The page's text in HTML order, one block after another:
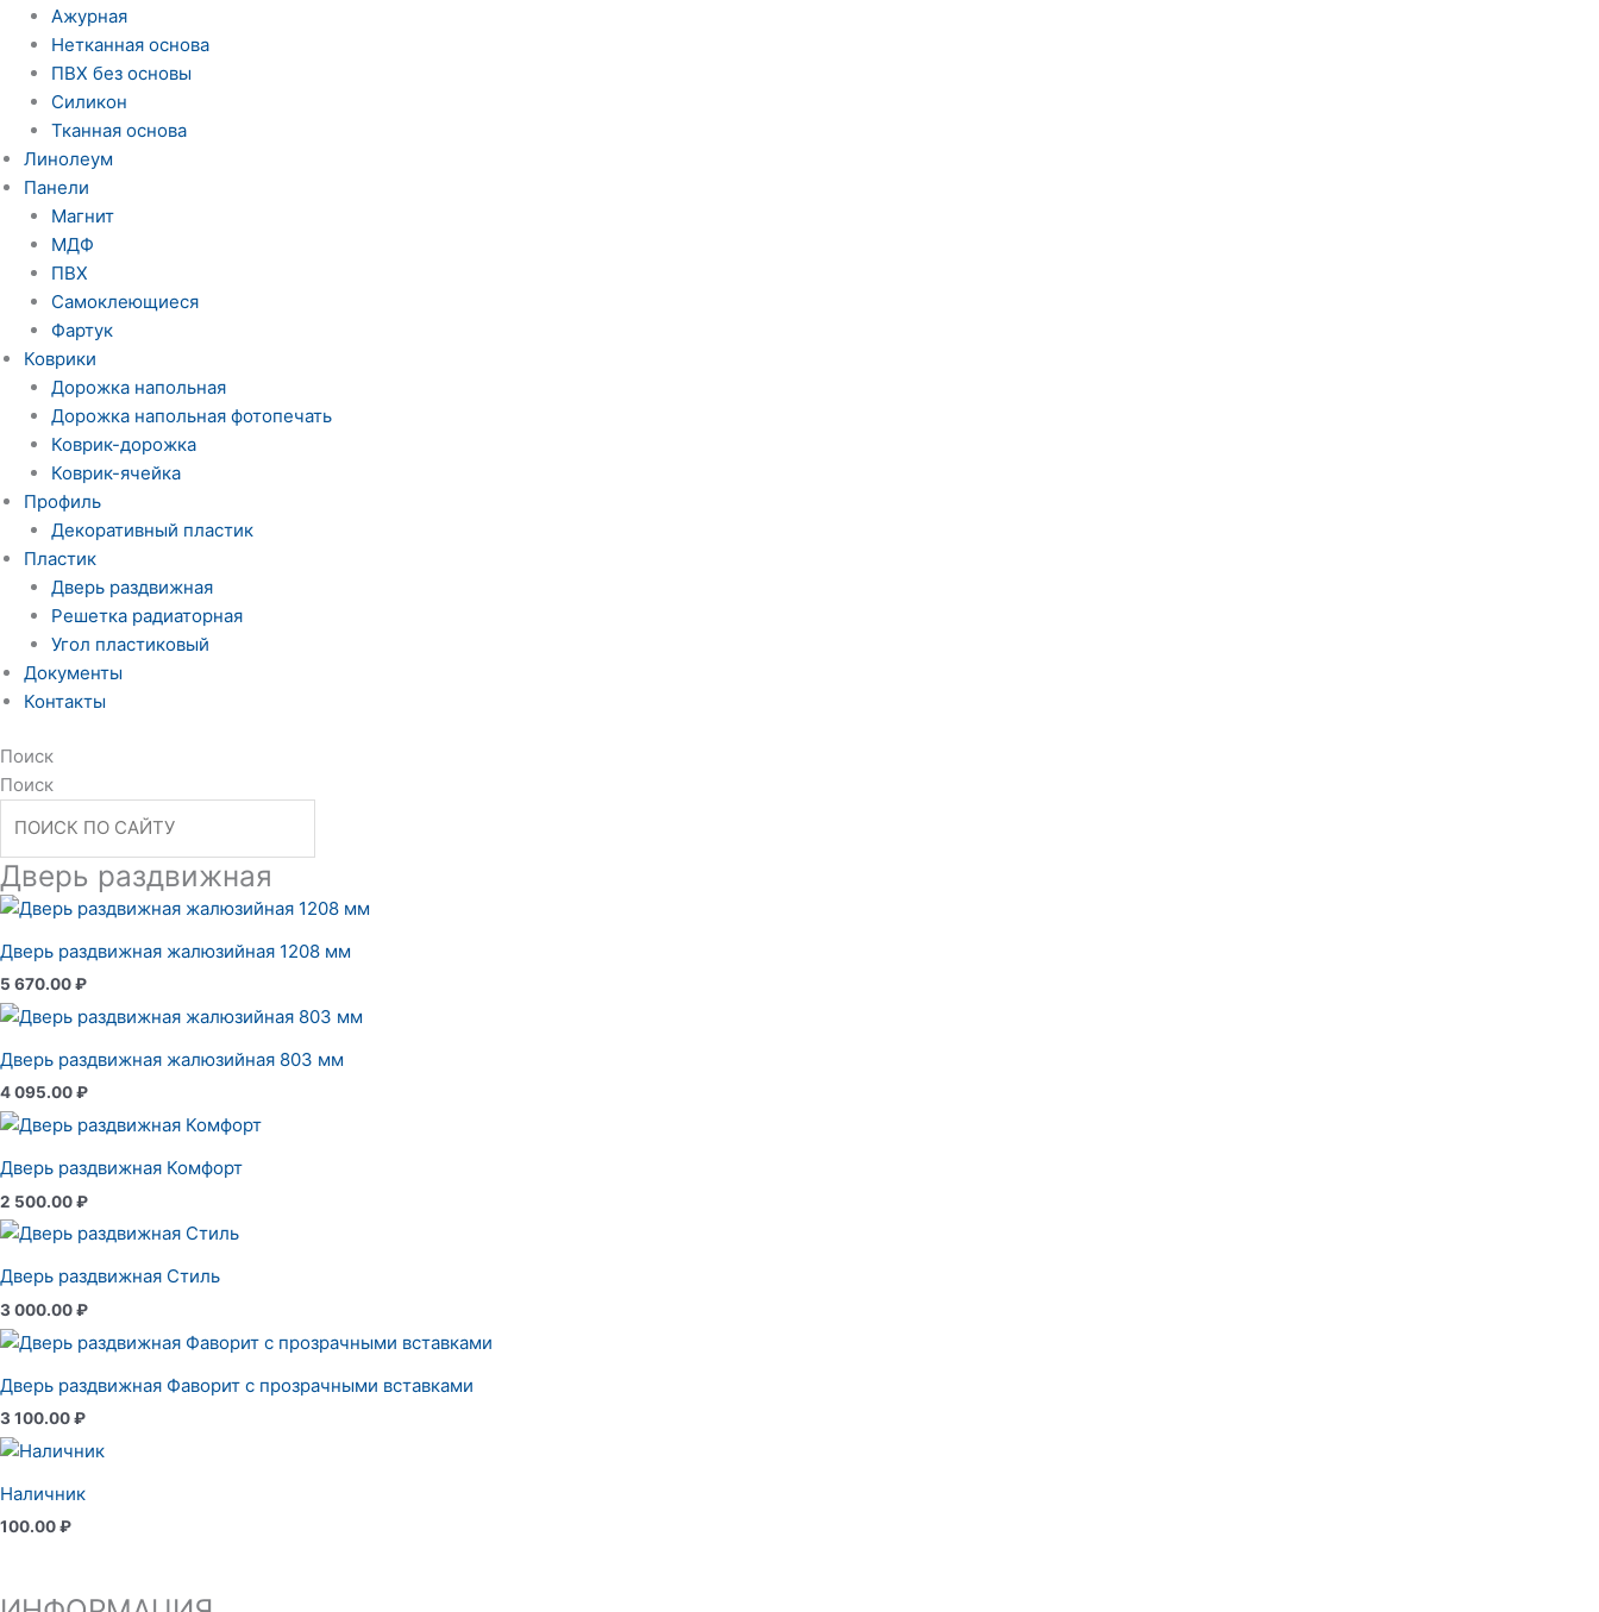
Ажурная
Нетканная основа
ПВХ без основы
Силикон
Тканная основа
Линолеум
Панели
Магнит
МДФ
ПВХ
Самоклеющиеся
Фартук
Коврики
Дорожка напольная
Дорожка напольная фотопечать
Коврик-дорожка
Коврик-ячейка
Профиль
Декоративный пластик
Пластик
Дверь раздвижная
Решетка радиаторная
Угол пластиковый
Документы
Контакты
Поиск
Поиск
Дверь раздвижная
Дверь раздвижная жалюзийная 1208 мм
5 670.00₽
Дверь раздвижная жалюзийная 803 мм
4 095.00₽
Дверь раздвижная Комфорт
2 500.00₽
Дверь раздвижная Стиль
3 000.00₽
Дверь раздвижная Фаворит с прозрачными вставками
3 100.00₽
Наличник
100.00₽